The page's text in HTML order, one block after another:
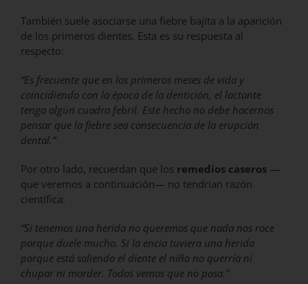
También suele asociarse una fiebre bajita a la aparición
de los primeros dientes. Esta es su respuesta al
respecto:
“Es frecuente que en los primeros meses de vida y
coincidiendo con la época de la dentición, el lactante
tenga algún cuadro febril. Este hecho no debe hacernos
pensar que la fiebre sea consecuencia de la erupción
dental.”
Por otro lado, recuerdan que los remedios caseros —
que veremos a continuación— no tendrían razón
científica:
“Si tenemos una herida no queremos que nada nos roce
porque duele mucho. Si la encía tuviera una herida
porque está saliendo el diente el niño no querría ni
chupar ni morder. Todos vemos que no pasa.”